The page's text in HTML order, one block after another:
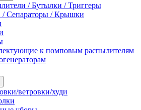
/ Бутылки / Триггеры
/ Сепараторы / Крышки
к помповым распылителям
ветровки/худи